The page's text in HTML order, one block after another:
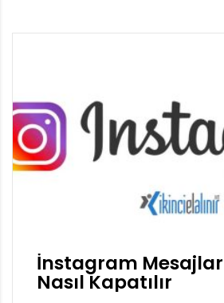
İnstagram
Nasıl Kapatılır